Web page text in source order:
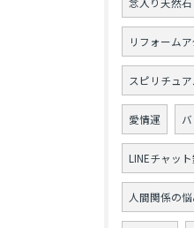
リフォーム
スピリチュア
愛情運
LINEチャッ
人間関係の悩